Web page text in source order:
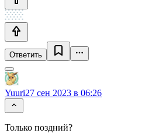
Ответить
Yuuri27 сен 2023 в 06:26
Только поздний?